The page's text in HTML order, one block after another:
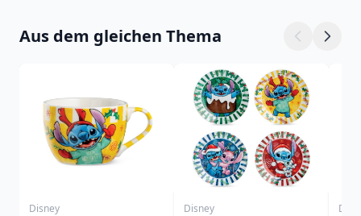
Aus dem gleichen Thema
Disney Disney